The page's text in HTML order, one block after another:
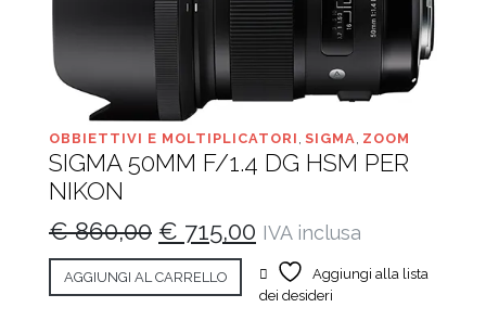
OBBIETTIVI E MOLTIPLICATORI , SIGMA, ZOOM
SIGMA 50MM F/1.4 DG HSM PER
NIKON
€860,00 Il
prezzo
originale
€ 715,00 Il
prezzo
attuale
IVA inclusa
AGGIUNGI AL CARRELLO
Aggiungi alla lista
dei desideri